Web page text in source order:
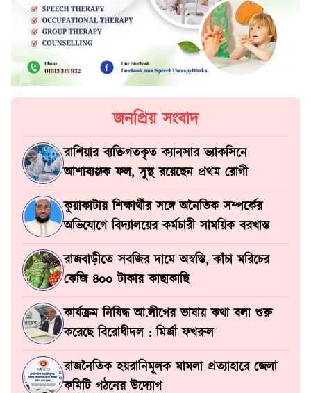
জনপ্রিয় সংবাদ
রাশিয়ার ব্যক্তিগতকৃত ক্যানসার ভ্যাকসিনে
আশাব্যঞ্জক ফল, সুস্থ রয়েছেন প্রথম রোগী
কুয়াকাটায় শিক্ষার্থীর সঙ্গে অনৈতিক সম্পর্কের
অভিযোগে বিদ্যালয়ের কর্মচারী সাময়িক বরখাস্ত
রাজবাড়ীতে সবজির দামে অস্বস্তি, কাঁচা মরিচের
কেজি ৪০০ টাকার কাছাকাছি
কার্যক্রম নিষিদ্ধ আ.লীগের ভাষায় কথা বলা শুরু
করেছে বিরোধীদল : মির্জা ফখরুল
রাজনৈতিক হয়রানিমূলক মামলা প্রত্যাহারে জেলা
কমিটি গঠনের উদ্যোগ